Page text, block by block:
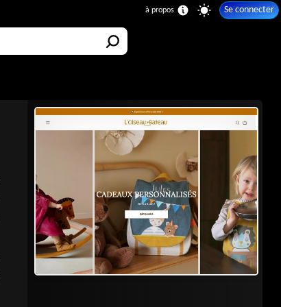
Se connecter